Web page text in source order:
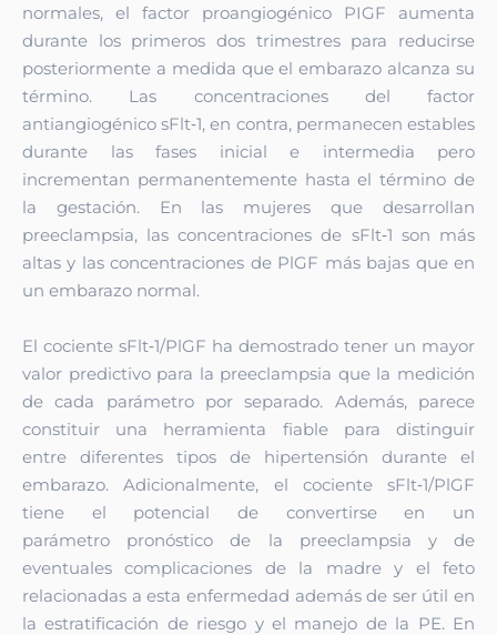
normales, el factor proangiogénico PIGF aumenta
durante los primeros dos trimestres para reducirse
posteriormente a medida que el embarazo alcanza su
término. Las concentraciones del factor
antiangiogénico sFlt‑1, en contra, permanecen estables
durante las fases inicial e intermedia pero
incrementan permanentemente hasta el término de
la gestación. En las mujeres que desarrollan
preeclampsia, las concentraciones de sFlt‑1 son más
altas y las concentraciones de PlGF más bajas que en
un embarazo normal.
El cociente sFlt‑1/PlGF ha demostrado tener un mayor
valor predictivo para la preeclampsia que la medición
de cada parámetro por separado. Además, parece
constituir una herramienta fiable para distinguir
entre diferentes tipos de hipertensión durante el
embarazo. Adicionalmente, el cociente sFlt‑1/PlGF
tiene el potencial de convertirse en un
parámetro pronóstico de la preeclampsia y de
eventuales complicaciones de la madrey el feto
relacionadas a esta enfermedad además de ser útil en
laestratificación de riesgo y el manejo de la PE. En